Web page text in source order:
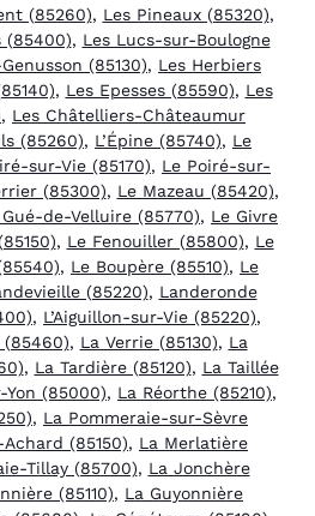
(85260), Les Pineaux (85320),
(85400), Les Lucs-sur-Boulogne
(85130), Les Herbiers
, Les Epesses (85590), Les
, Les Châtelliers-Châteaumur
(85260), L’Épine (85740), Le
sur-Vie (85170), Le Poiré-sur-
(85300), Le Mazeau (85420),
Gué-de-Velluire (85770), Le Givre
, Le Fenouiller (85800), Le
, Le Boupère (85510), Le
(85220), Landeronde
, L’Aiguillon-sur-Vie (85220),
(85460), La Verrie (85130), La
, La Tardière (85120), La Taillée
Yon (85000), La Réorthe (85210),
, La Pommeraie-sur-Sèvre
(85150), La Merlatière
Tillay (85700), La Jonchère
(85110), La Guyonnière